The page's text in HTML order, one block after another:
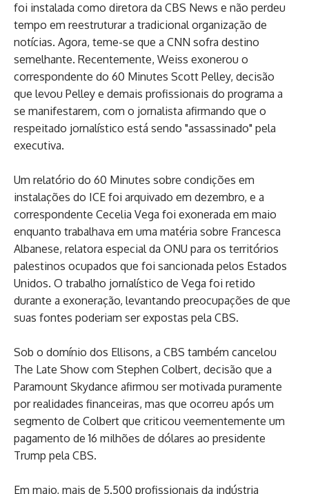
foi instalada como diretora da CBS News e não perdeu
tempo em reestruturar a tradicional organização de
notícias. Agora, teme-se que a CNN sofra destino
semelhante. Recentemente, Weiss exonerou o
correspondente do 60 Minutes Scott Pelley, decisão
que levou Pelley e demais profissionais do programa a
se manifestarem, com o jornalista afirmando que o
respeitado jornalístico está sendo "assassinado" pela
executiva.
Um relatório do 60 Minutes sobre condições em
instalações do ICE foi arquivado em dezembro, e a
correspondente Cecelia Vega foi exonerada em maio
enquanto trabalhava em uma matéria sobre Francesca
Albanese, relatora especial da ONU para os territórios
palestinos ocupados que foi sancionada pelos Estados
Unidos. O trabalho jornalístico de Vega foi retido
durante a exoneração, levantando preocupações de que
suas fontes poderiam ser expostas pela CBS.
Sob o domínio dos Ellisons, a CBS também cancelou
The Late Show com Stephen Colbert, decisão que a
Paramount Skydance afirmou ser motivada puramente
por realidades financeiras, mas que ocorreu após um
segmento de Colbert que criticou veementemente um
pagamento de 16 milhões de dólares ao presidente
Trump pela CBS.
Em maio, mais de 5.500 profissionais da indústria